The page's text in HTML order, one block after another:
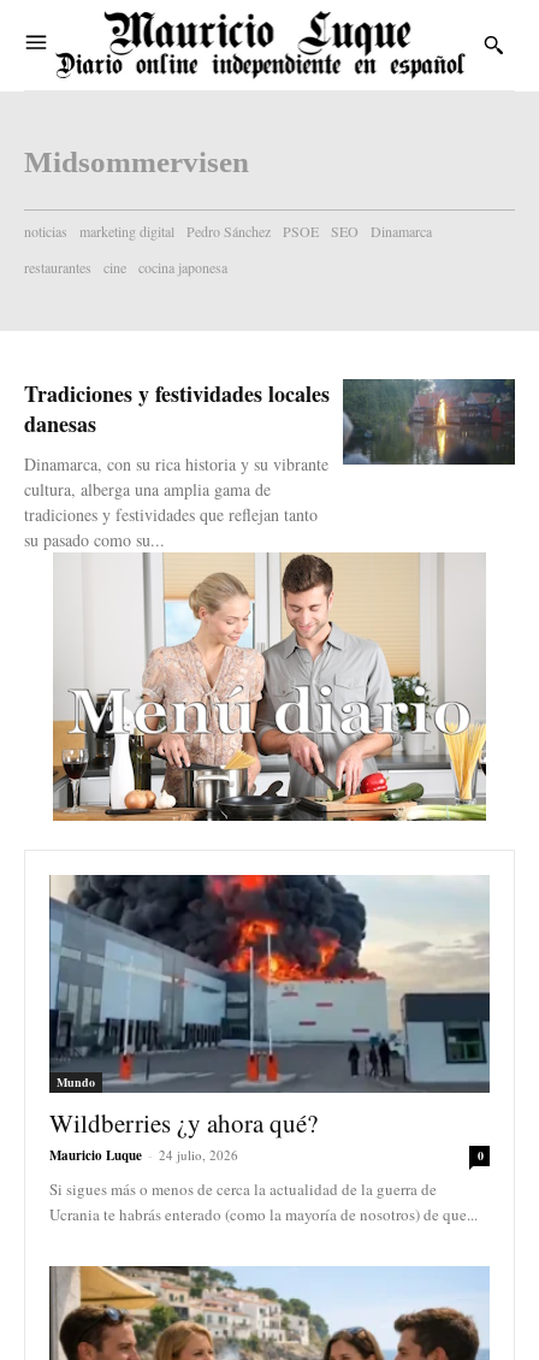
Midsommervisen
noticias marketing digital Pedro Sánchez PSOE SEO
Dinamarca
restaurantes
cine cocina japonesa
Tradiciones y festividades locales
danesas
Dinamarca, con su rica historia y su vibrante
cultura, alberga una amplia gama de
tradiciones y festividades que reflejan tanto
su pasado como su...
Mundo
Wildberries ¿y ahora qué?
Mauricio Luque - 24 julio, 2026 0
Si sigues más o menos de cerca la actualidad de la guerra de
Ucrania te habrás enterado (como la mayoría de nosotros) de que...